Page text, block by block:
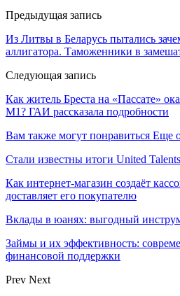
Предыдущая запись
Из Литвы в Беларусь пытались
аллигатора. Таможенники в
Следующая запись
Как житель Бреста на «Пассате»
М1? ГАИ рассказала подробности
Вам также могут понравиться Еще
Стали известны итоги United
Как интернет-магазин создаёт
доставляет его покупателю
Вклады в юанях: выгодный
Займы и их эффективность:
финансовой поддержки
Prev Next